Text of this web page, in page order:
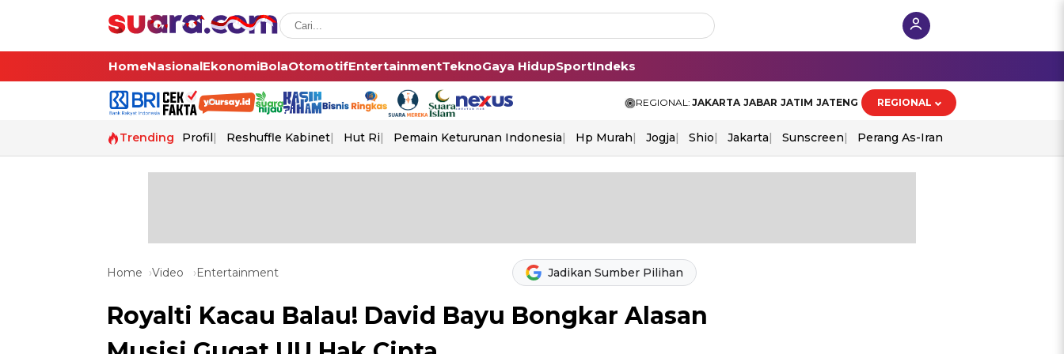
HomeNasionalEkonomiBolaOtomotifEntertainmentTeknoGaya HidupSportIndeks
REGIONAL: JAKARTA JABAR JATIM JATENG REGIONAL
Trending Profil Reshuffle Kabinet Hut Ri Pemain Keturunan Indonesia Hp Murah Jogja Shio Jakarta Sunscreen Perang As-Iran
Home Video Entertainment Jadikan Sumber Pilihan
Royalti Kacau Balau! David Bayu Bongkar Alasan